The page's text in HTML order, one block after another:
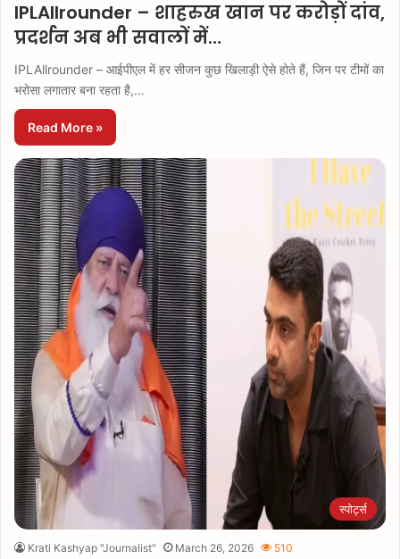
IPLAllrounder – शाहरुख खान पर करोड़ों दांव,
प्रदर्शन अब भी सवालों में…
IPLAllrounder – आईपीएल में हर सीजन कुछ खिलाड़ी ऐसे होते हैं, जिन पर टीमों का
भरोसा लगातार बना रहता है,…
Read More »
स्पोर्ट्स
Krati Kashyap "Journalist" March 26, 2026 510